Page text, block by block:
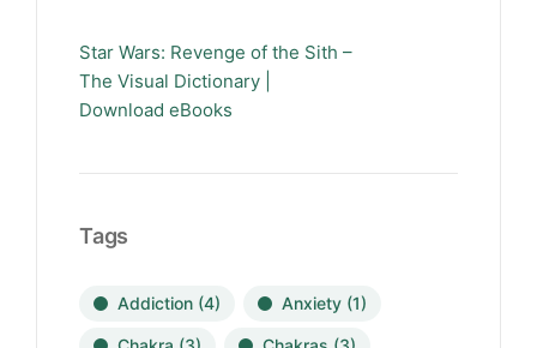
Star Wars: Revenge of the Sith –
The Visual Dictionary |
Download eBooks
Tags
Addiction (4) Anxiety (1)